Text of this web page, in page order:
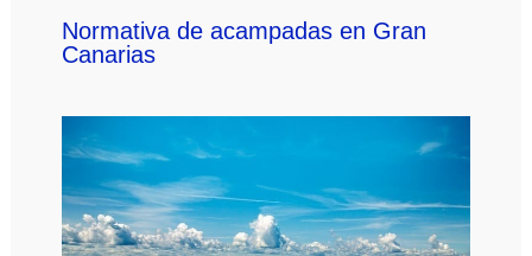
Normativa de acampadas en Gran
Canarias